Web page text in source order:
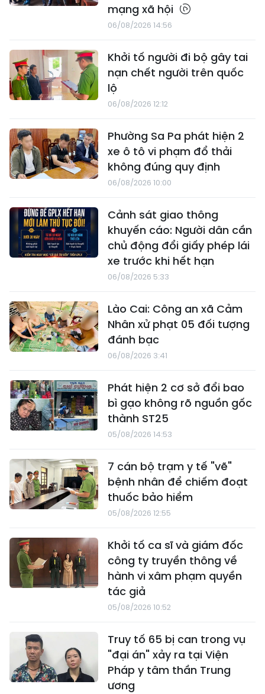
mạng xã hội
06/08/2026 14:56
Khởi tố người đi bộ gây tai
nạn chết người trên quốc
lộ
06/08/2026 12:12
Phường Sa Pa phát hiện 2
xe ô tô vi phạm đổ thải
không đúng quy định
06/08/2026 10:00
Cảnh sát giao thông
khuyến cáo: Người dân cần
chủ động đổi giấy phép lái
xe trước khi hết hạn
06/08/2026 5:33
Lào Cai: Công an xã Cảm
Nhân xử phạt 05 đối tượng
đánh bạc
06/08/2026 3:41
Phát hiện 2 cơ sở đổi bao
bì gạo không rõ nguồn gốc
thành ST25
05/08/2026 14:53
7 cán bộ trạm y tế "vẽ"
bệnh nhân để chiếm đoạt
thuốc bảo hiểm
05/08/2026 12:55
Khởi tố ca sĩ và giám đốc
công ty truyền thông về
hành vi xâm phạm quyền
tác giả
05/08/2026 10:52
Truy tố 65 bị can trong vụ
"đại án" xảy ra tại Viện
Pháp y tâm thần Trung
ương